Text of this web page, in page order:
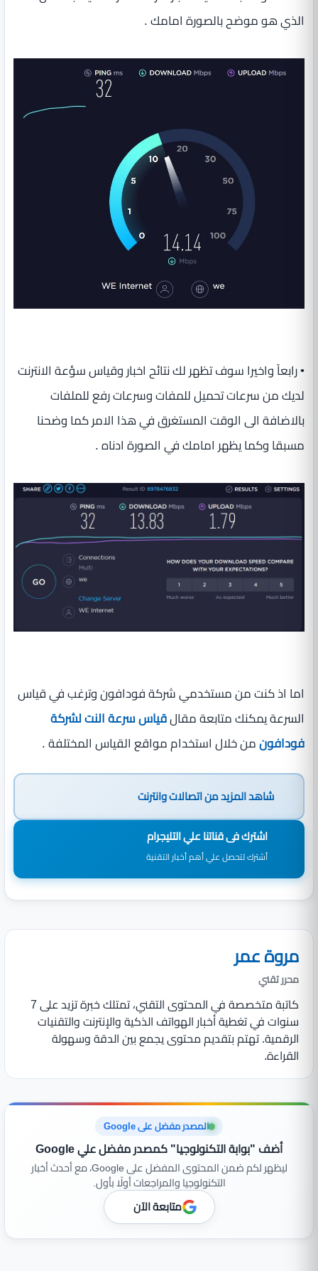
الذي هو موضح بالصورة امامك .
• رابعاً واخيرا سوف تظهر لك نتائح اخبار وقياس سؤعة الانترنت
لديك من سرعات تحميل للمفات وسرعات رفع للملفات
بالاضافة الى الوقت المستغرق في هذا الامر كما وضحنا
مسبقا وكما يظهر امامك في الصورة ادناه .
اما اذ كنت من مستخدمي شركة فودافون وترغب في قياس
السرعة يمكنك متابعة مقالقياس سرعة النت لشركة
فودافونمن خلال استخدام مواقع القياس المختلفة .
شاهد المزيد مناتصالات وانترنت
اشترك فى قناتنا علي التليجرام
أشترك لتحصل علي أهم أخبار التقنية
مروة عمر
محرر تقني
كاتبة متخصصة في المحتوى التقني، تمتلك خبرة تزيد على 7
سنوات في تغطية أخبار الهواتف الذكية والإنترنت والتقنيات
الرقمية. تهتم بتقديم محتوى يجمع بين الدقة وسهولة
القراءة.
المصدر مفضل على Google
أضف "بوابة التكنولوجيا" كمصدر مفضل علي Google
ليظهر لكم ضمن المحتوى المفضل على Google، مع أحدث أخبار
التكنولوجيا والمراجعات أولًا بأول.
متابعة الآن